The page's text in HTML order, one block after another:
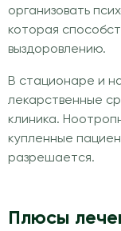
организовать
которая
выздоровлению.
В стационаре и
лекарственные
клиника.
купленные
разрешается.
Плюсы